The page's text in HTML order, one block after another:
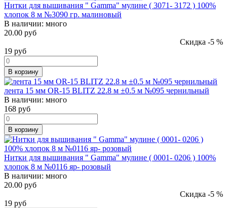
Нитки для вышивания " Gamma" мулине ( 3071- 3172 ) 100%
хлопок 8 м №3090 гр. малиновый
В наличии: много
20.00 руб
Скидка -5 %
19 руб
В корзину
лента 15 мм OR-15 BLITZ 22.8 м ±0.5 м №095 чернильный
В наличии: много
168 руб
В корзину
Нитки для вышивания " Gamma" мулине ( 0001- 0206 ) 100%
хлопок 8 м №0116 яр- розовый
В наличии: много
20.00 руб
Скидка -5 %
19 руб